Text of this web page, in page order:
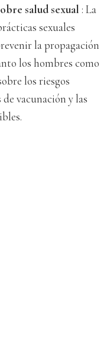
salud sexual : La
sexuales
la propagación
los hombres como
los riesgos
vacunación y las